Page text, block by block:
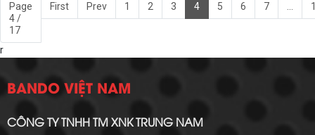
Page
4 /
17
First Prev 1 2 3 4 5 6 7 ...
r
BANDO VIỆT NAM
CÔNG TY TNHH TM XNK TRUNG NAM